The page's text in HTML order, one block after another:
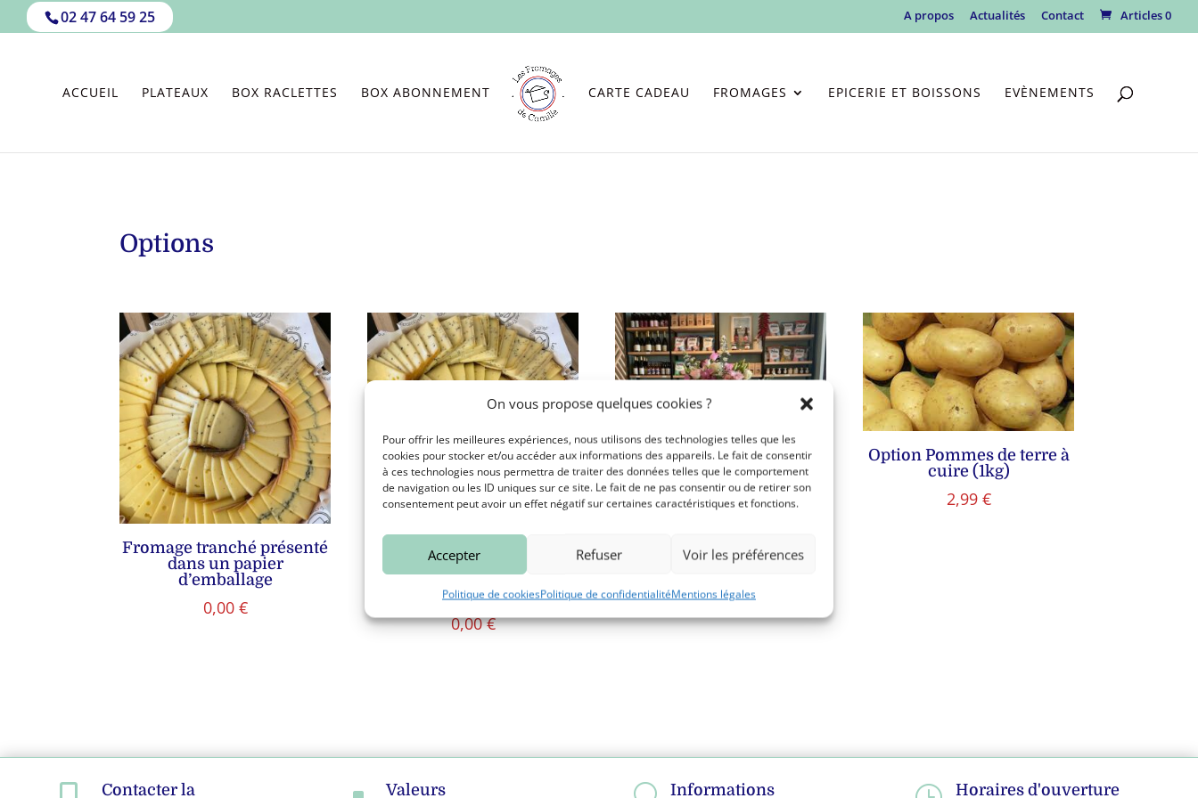
On vous propose quelques cookies ?
Pour offrir les meilleures expériences, nous utilisons des technologies telles que les
cookies pour stocker et/ou accéder aux informations des appareils. Le fait de consentir
à ces technologies nous permettra de traiter des données telles que le comportement
de navigation ou les ID uniques sur ce site. Le fait de ne pas consentir ou de retirer son
consentement peut avoir un effet négatif sur certaines caractéristiques et fonctions.
Accepter Refuser Voir les préférences
Politique de cookiesPolitique de confidentialitéMentions légales
02 47 64 59 25 A propos Actualités Contact Articles 0
ACCUEIL PLATEAUX BOX RACLETTES BOX ABONNEMENT CARTE CADEAU FROMAGES EPICERIE ET BOISSONS EVÈNEMENTS
Options
Fromage tranché présenté
dans un papier
d’emballage
0,00 €
Fromage tranché présenté
dans une box en bois
(dispo dès 1 kilo de
fromage)
0,00€
Option charcuterie (1
portion)
4,90€
Option Pommes de terre à
cuire (1kg)
2,99 €
Contacter la
Valeurs Informations Horaires d'ouverture